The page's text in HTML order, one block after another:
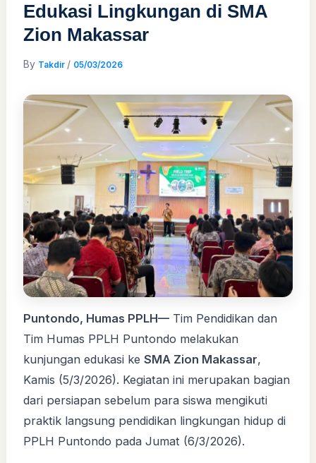
Edukasi Lingkungan di SMA
Zion Makassar
By Takdir / 05/03/2026
Puntondo, Humas PPLH—Tim Pendidikan dan
Tim Humas PPLH Puntondo melakukan
kunjungan edukasi ke SMA Zion Makassar,
Kamis (5/3/2026). Kegiatan ini merupakan bagian
dari persiapan sebelum para siswa mengikuti
praktik langsung pendidikan lingkungan hidup di
PPLH Puntondo pada Jumat (6/3/2026).